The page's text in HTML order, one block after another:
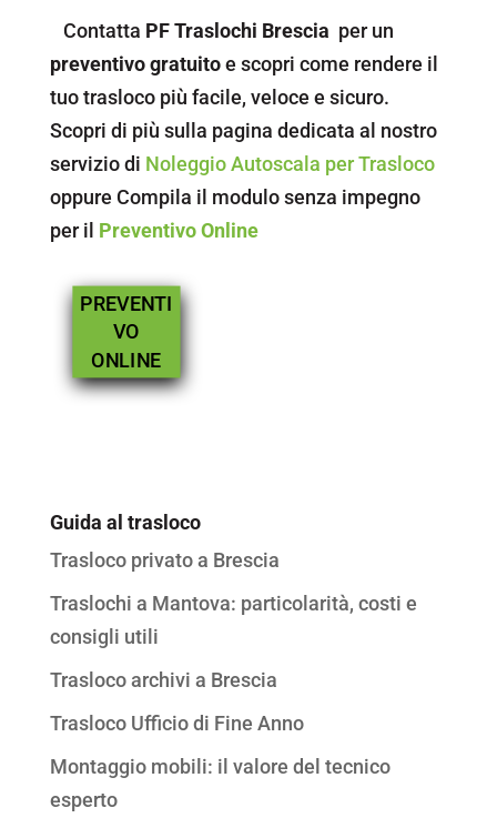
Contatta PF Traslochi Brescia per un
preventivo gratuitoe scopri come rendere il
tuo trasloco più facile, veloce e sicuro.
Scopri di più sulla pagina dedicata al nostro
servizio di Noleggio Autoscala per Trasloco
oppure Compila il modulo senza impegno
per il Preventivo Online
PREVENTI
VO
ONLINE
Guida al trasloco
Trasloco privato a Brescia
Traslochi a Mantova: particolarità, costi e
consigli utili
Trasloco archivi a Brescia
Trasloco Ufficio di Fine Anno
Montaggio mobili: il valore del tecnico
esperto